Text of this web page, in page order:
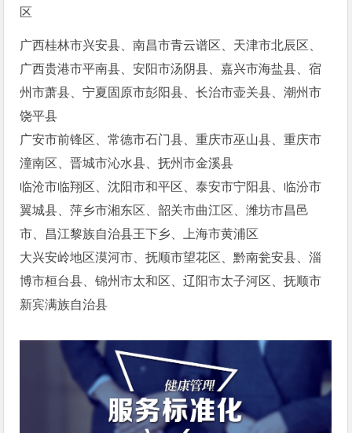
区
广西桂林市兴安县、南昌市青云谱区、天津市北辰区、
广西贵港市平南县、安阳市汤阴县、嘉兴市海盐县、宿
州市萧县、宁夏固原市彭阳县、长治市壶关县、潮州市
饶平县
广安市前锋区、常德市石门县、重庆市巫山县、重庆市
潼南区、晋城市沁水县、抚州市金溪县
临沧市临翔区、沈阳市和平区、泰安市宁阳县、临汾市
翼城县、萍乡市湘东区、韶关市曲江区、潍坊市昌邑
市、昌江黎族自治县王下乡、上海市黄浦区
大兴安岭地区漠河市、抚顺市望花区、黔南瓮安县、淄
博市桓台县、锦州市太和区、辽阳市太子河区、抚顺市
新宾满族自治县